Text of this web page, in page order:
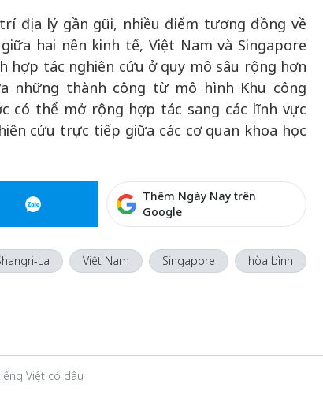
địa lý gần gũi, nhiều điểm tương đồng về
hai nền kinh tế, Việt Nam và Singapore
hợp tác nghiên cứu ở quy mô sâu rộng hơn
những thành công từ mô hình Khu công
có thể mở rộng hợp tác sang các lĩnh vực
cứu trực tiếp giữa các cơ quan khoa học
Thêm Ngày Nay trên
Google
La Việt Nam Singapore hòa bình